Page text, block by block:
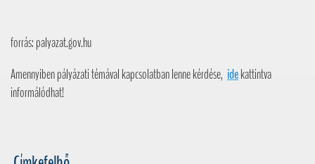
forrás: palyazat.gov.hu
Amennyiben pályázati témával kapcsolatban lenne kérdése, idekattintva
informálódhat!